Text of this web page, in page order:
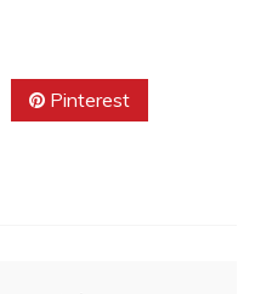
Pinterest